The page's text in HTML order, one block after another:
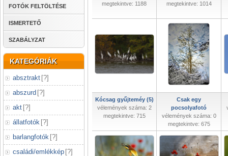
FOTÓK FELTÖLTÉSE
ISMERTETŐ
SZABÁLYZAT
KATEGÓRIÁK
absztrakt [?]
abszurd [?]
akt [?]
állatfotók [?]
barlangfotók [?]
családi/emlékkép [?]
megtekintve: 1188
megtekintve: 1014
Kócsag gyűjteméy (5)
vélemények száma: 2
megtekintve: 715
Csak egy
pocsolyafotó
vélemények száma: 0
megtekintve: 675